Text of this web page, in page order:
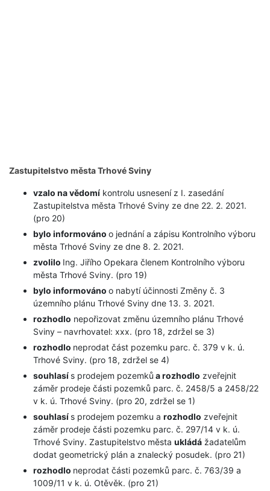
Zastupitelstvo města Trhové Sviny
vzalo na vědomí kontrolu usnesení z I. zasedání
Zastupitelstva města Trhové Sviny ze dne 22. 2. 2021.
(pro 20)
bylo informováno o jednání a zápisu Kontrolního výboru
města Trhové Sviny ze dne 8. 2. 2021.
zvolilo Ing. Jiřího Opekara členem Kontrolního výboru
města Trhové Sviny. (pro 19)
bylo informováno o nabytí účinnosti Změny č. 3
územního plánu Trhové Sviny dne 13. 3. 2021.
rozhodlo nepořizovat změnu územního plánu Trhové
Sviny – navrhovatel: xxx. (pro 18, zdržel se 3)
rozhodlo neprodat část pozemku parc. č. 379 v k. ú.
Trhové Sviny. (pro 18, zdržel se 4)
souhlasí s prodejem pozemků a rozhodlo zveřejnit
záměr prodeje části pozemků parc. č. 2458/5 a 2458/22
v k. ú. Trhové Sviny. (pro 20, zdržel se 1)
souhlasí s prodejem pozemku a rozhodlo zveřejnit
záměr prodeje části pozemku parc. č. 297/14 v k. ú.
Trhové Sviny. Zastupitelstvo města ukládá žadatelům
dodat geometrický plán a znalecký posudek. (pro 21)
rozhodlo neprodat části pozemků parc. č. 763/39 a
1009/11 v k. ú. Otěvěk. (pro 21)